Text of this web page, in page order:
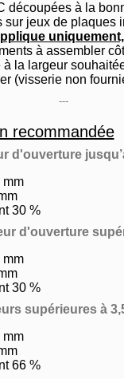
découpées à la
sur jeux de plaques
uniquement,
à assembler
à la largeur
(visserie non
---
recommandée
d'ouverture
mm
30 %
d'ouverture
mm
30 %
supérieures à
mm
66 %